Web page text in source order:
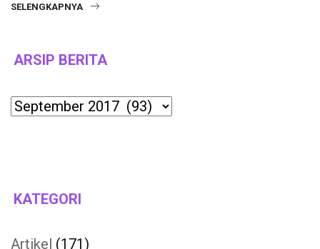
SELENGKAPNYA
ARSIP BERITA
Archives
KATEGORI
Artikel (171)